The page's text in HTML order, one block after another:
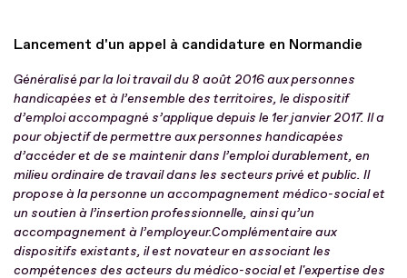
Lancement d'un appel à candidature en Normandie
Généralisé par la loi travail du 8 août 2016 aux personnes
handicapées et à l’ensemble des territoires, le dispositif
d’emploi accompagné s’applique depuis le 1er janvier 2017. Il a
pour objectif de permettre aux personnes handicapées
d’accéder et de se maintenir dans l’emploi durablement, en
milieu ordinaire de travail dans les secteurs privé et public. Il
propose à la personne un accompagnement médico-social et
un soutien à l’insertion professionnelle, ainsi qu’un
accompagnement à l’employeur.Complémentaire aux
dispositifs existants, il est novateur en associant les
compétences des acteurs du médico-social et l'expertise des